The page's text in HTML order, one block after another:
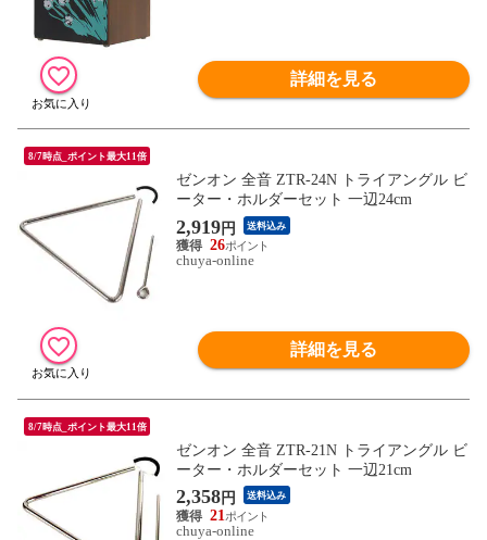
詳細を見る
8/7時点_ポイント最大11倍
ゼンオン 全音 ZTR-24N トライアングル ビ
ーター・ホルダーセット 一辺24cm
2,919円 送料込み
26
chuya-online
詳細を見る
8/7時点_ポイント最大11倍
ゼンオン 全音 ZTR-21N トライアングル ビ
ーター・ホルダーセット 一辺21cm
2,358円 送料込み
21
chuya-online